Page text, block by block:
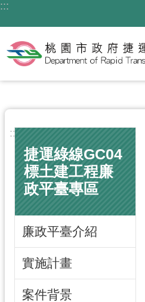
跳到主要內容區塊
:::
:::
捷運綠線GC04
標土建工程廉
政平臺專區
廉政平臺介紹
實施計畫
案件背景